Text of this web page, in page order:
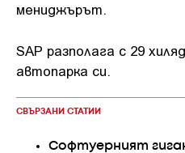
мениджърът.
SAP разполага с 29
автопарка си.
СВЪРЗАНИ СТАТИИ
Софтуерният